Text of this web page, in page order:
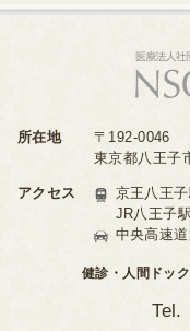
所在地
〒192-0046
東京都八王子
アクセス
京王八王
JR八王子
中央高速
健診・人間ドッ
Tel.